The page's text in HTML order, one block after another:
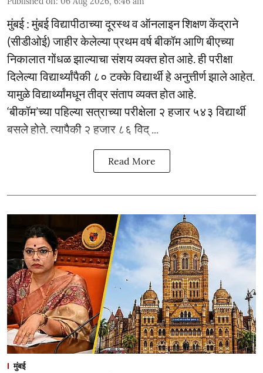
मुंबई : मुंबई विद्यापीठाच्या दूरस्थ व ऑनलाइन शिक्षण केंद्राने
(सीडीओई) जाहीर केलेल्या प्रथम वर्ष बीकॉम आणि बीएच्या
निकालात गोंधळ झाल्याचा संशय व्यक्त होत आहे. ही परीक्षा
दिलेल्या विद्यार्थ्यांपैकी ८० टक्के विद्यार्थी हे अनुत्तीर्ण झाले आहेत.
यामुळे विद्यार्थ्यांमधून तीव्र संताप व्यक्त होत आहे.
‘बीकॉम’च्या पहिल्या सत्राच्या परीक्षेला २ हजार ५४३ विद्यार्थी
बसले होते. त्यापैकी २ हजार ८६ विद् ...
Read More
मुंबई